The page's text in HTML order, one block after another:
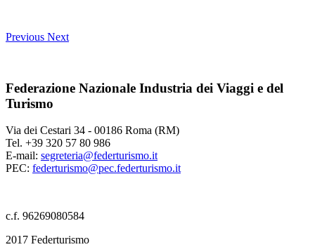
Previous Next
Federazione Nazionale Industria dei Viaggi e del
Turismo
Via dei Cestari 34 - 00186 Roma (RM)
Tel. +39 320 57 80 986
E-mail: segreteria@federturismo.it
PEC: federturismo@pec.federturismo.it
c.f. 96269080584
2017 Federturismo